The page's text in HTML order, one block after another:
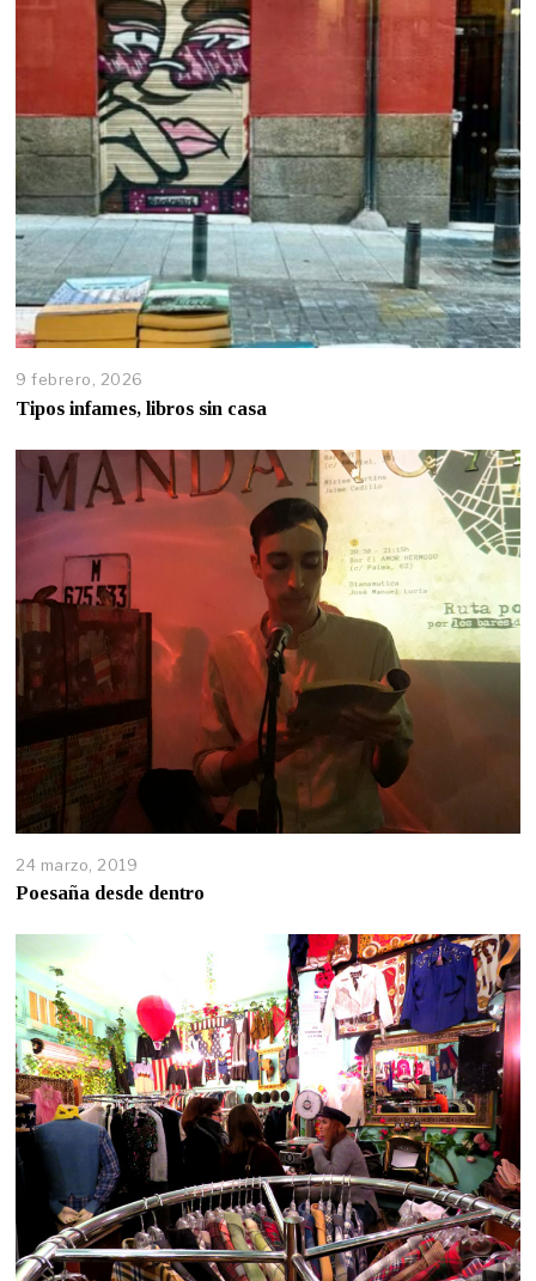
9 febrero, 2026
Tipos infames, libros sin casa
24 marzo, 2019
Poesaña desde dentro